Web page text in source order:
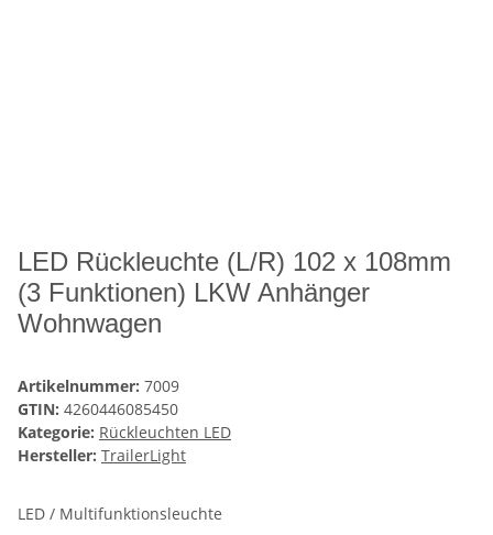
LED Rückleuchte (L/R) 102 x 108mm
(3 Funktionen) LKW Anhänger
Wohnwagen
Artikelnummer: 7009
GTIN: 4260446085450
Kategorie: Rückleuchten LED
Hersteller: TrailerLight
LED / Multifunktionsleuchte